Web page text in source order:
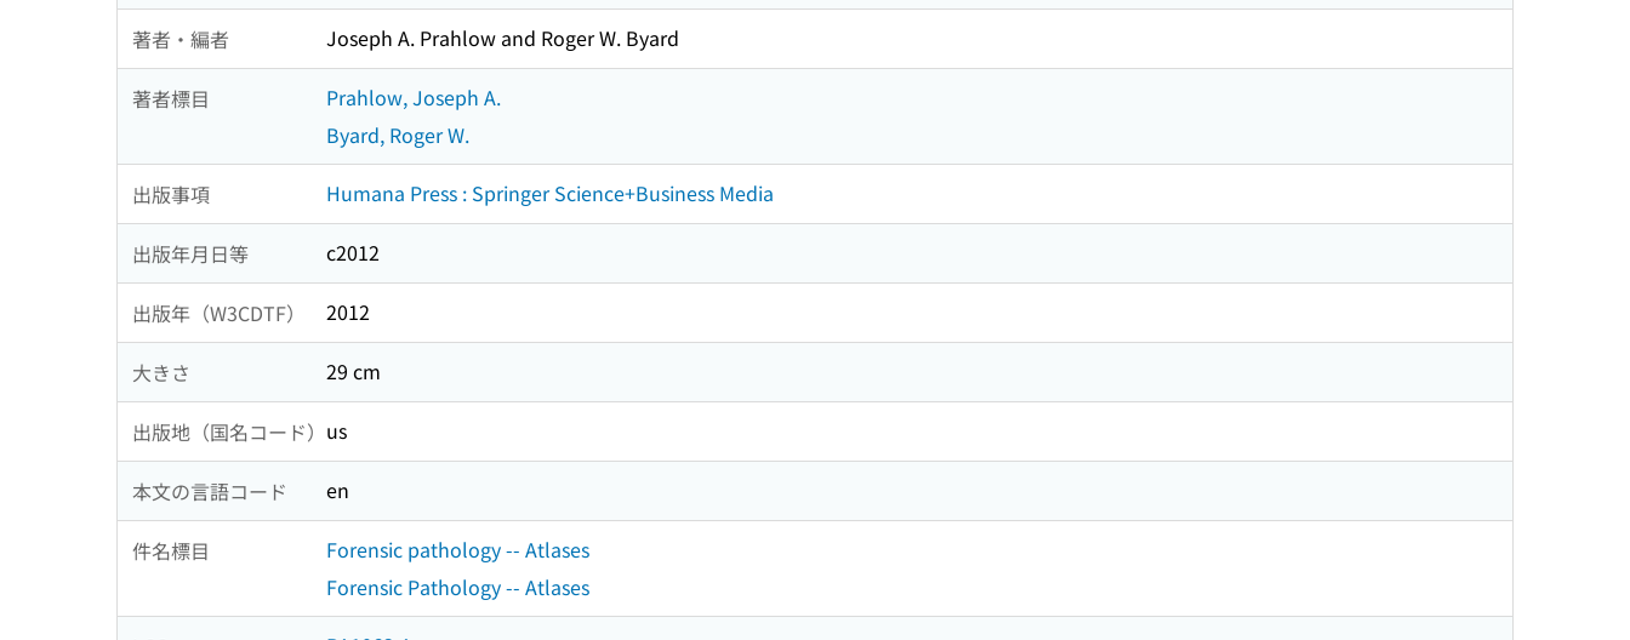
著者・編者 Joseph A. Prahlow and Roger W. Byard
著者標目
Prahlow, Joseph A.
Byard, Roger W.
出版事項 Humana Press : Springer Science+Business Media
出版年月日等 c2012
出版年（W3CDTF） 2012
大きさ 29 cm
出版地（国名コード） us
本文の言語コード en
件名標目
Forensic pathology -- Atlases
Forensic Pathology -- Atlases